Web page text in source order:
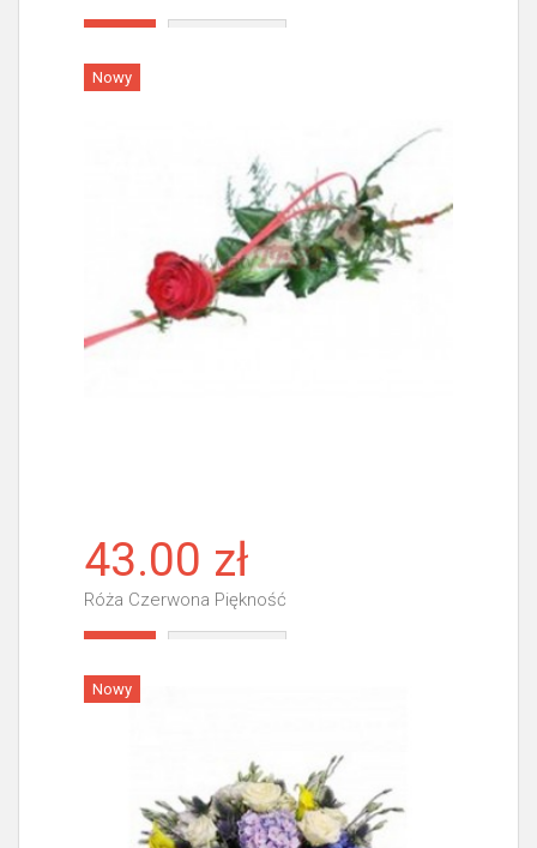
Nowy
43.00 zł
Róża Czerwona Piękność
Nowy